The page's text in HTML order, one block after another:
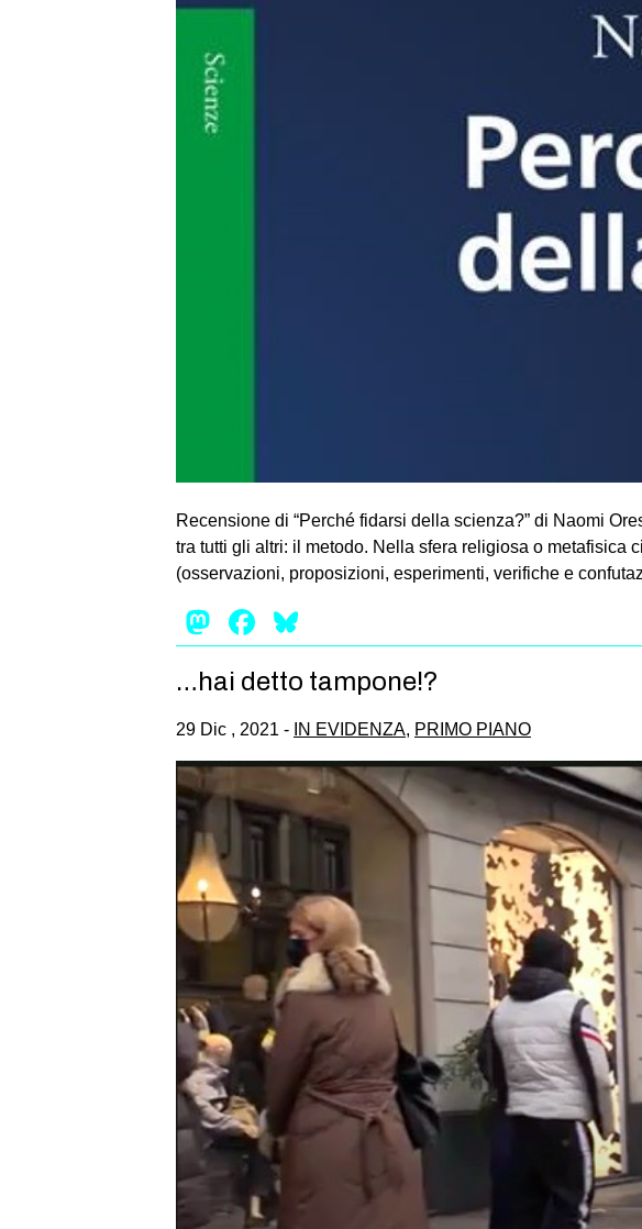
Recensione di “Perché fidarsi della scienza?” di Naomi
tra tutti gli altri: il metodo. Nella sfera religiosa o
(osservazioni, proposizioni, esperimenti, verifiche e
Mastodon
Facebook
…hai detto tampone!?
29 Dic , 2021 - IN EVIDENZA, PRIMO PIANO